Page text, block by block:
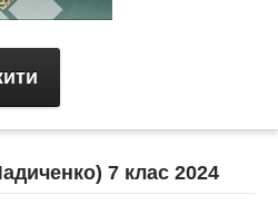
7 клас 2024